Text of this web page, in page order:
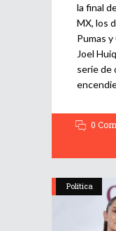
la final
MX, los
Pumas
Joel
serie de
0
Política